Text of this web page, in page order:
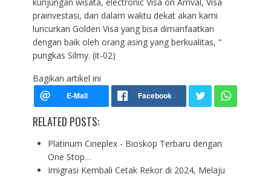
prainvestasi, dan dalam waktu dekat akan kami
luncurkan Golden Visa yang bisa dimanfaatkan
dengan baik oleh orang asing yang berkualitas, “
pungkas Silmy. (it-02)
Bagikan artikel ini
RELATED POSTS:
Platinum Cineplex - Bioskop Terbaru dengan
One Stop…
Imigrasi Kembali Cetak Rekor di 2024, Melaju